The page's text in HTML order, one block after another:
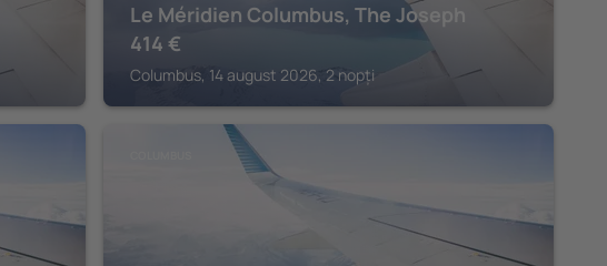
Le Méridien Columbus, The Joseph
414 €
Columbus, 14 august 2026, 2 nopți